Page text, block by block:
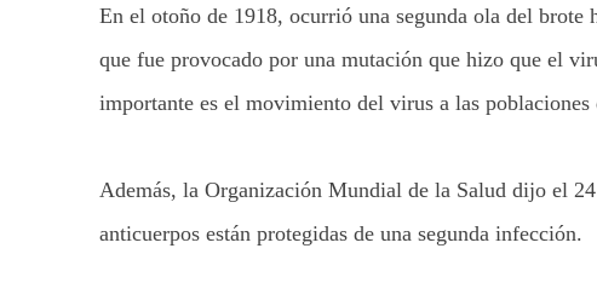
En el otoño de 1918, ocurrió una segunda ola del
que fue provocado por una mutación que hizo que el
importante es el movimiento del virus a las
Además, la Organización Mundial de la Salud dijo el
anticuerpos están protegidas de una segunda infección.